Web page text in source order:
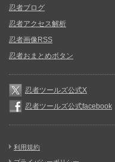
忍者ブログ
忍者アクセス解析
忍者画像RSS
忍者おまとめボタン
忍者ツールズ公式X
忍者ツールズ公式facebook
利用規約